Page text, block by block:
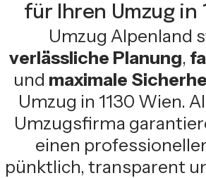
für Ihren Umzug in
Umzug Alpenland
verlässliche Planung,
und maximale
Umzug in 1130 Wien.
Umzugsfirma
einen
pünktlich, transparent